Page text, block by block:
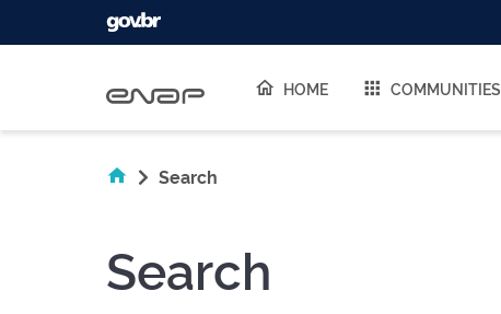
HOME COMMUNITIES
Search
Search